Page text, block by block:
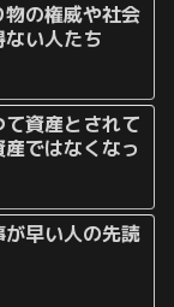
物の権威や社会
い人たち
て資産とされて
ではなくなっ
が早い人の先読